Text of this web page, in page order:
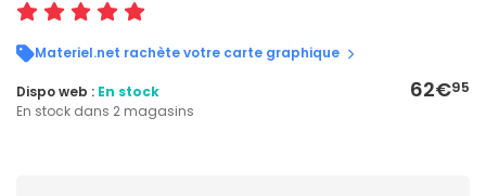
Materiel.net rachète votre carte graphique
62€95
Dispo web : En stock
En stock dans 2 magasins